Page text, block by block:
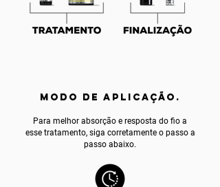
MODO DE APLICAÇÃO.
Para melhor absorção e resposta do fio a
esse tratamento, siga corretamente o passo a
passo abaixo.